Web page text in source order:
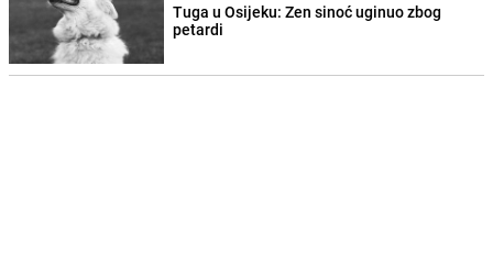
Tuga u Osijeku: Zen sinoć uginuo zbog
petardi